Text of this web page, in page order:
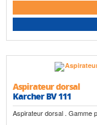
Aspirateur dorsal
Karcher BV 111
Aspirateur dorsal . Gamme